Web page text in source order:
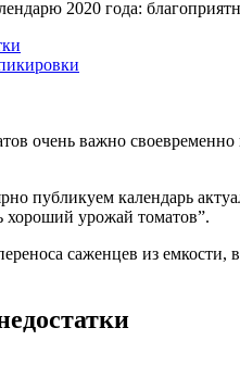
очень важно
публикуем календарь
хороший урожай томатов”.
саженцев из емкости,